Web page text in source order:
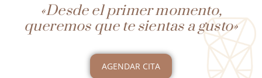
«Desde el primer momento,
queremos que te sientas a gusto»
AGENDAR CITA